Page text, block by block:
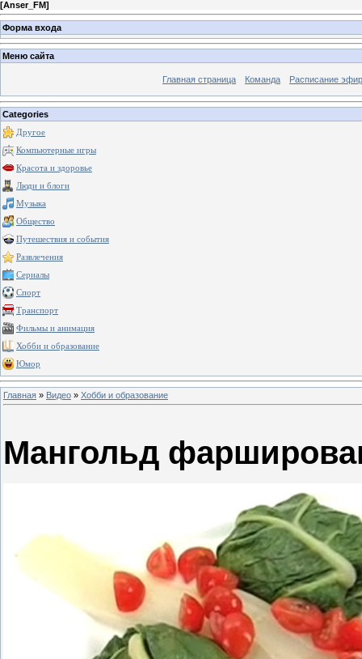
[Anser_FM]
Форма входа
Меню сайта
Главная страница Команда Расписание
Categories
Другое
Компьютерные игры
Красота и здоровье
Люди и блоги
Музыка
Общество
Путешествия и события
Развлечения
Сериалы
Спорт
Транспорт
Фильмы и анимация
Хобби и образование
Юмор
Главная » Видео » Хобби и образование
Мангольд